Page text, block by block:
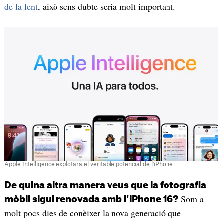
de la lent, això sens dubte seria molt important.
Apple Intelligence explotarà el veritable potencial de l'iPhone
De quina altra manera veus que la fotografia
mòbil sigui renovada amb l'iPhone 16?Som a
molt pocs dies de conèixer la nova generació que